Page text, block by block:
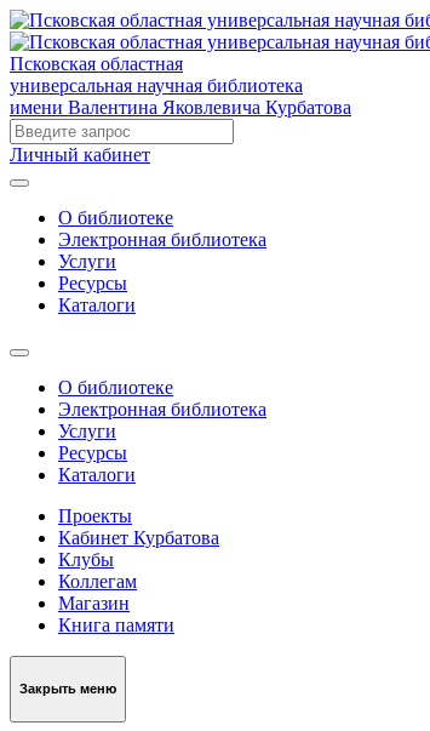
Псковская областная
универсальная научная библиотека
имени Валентина Яковлевича Курбатова
Личный кабинет
О библиотеке
Электронная библиотека
Услуги
Ресурсы
Каталоги
О библиотеке
Электронная библиотека
Услуги
Ресурсы
Каталоги
Проекты
Кабинет Курбатова
Клубы
Коллегам
Магазин
Книга памяти
Закрыть меню